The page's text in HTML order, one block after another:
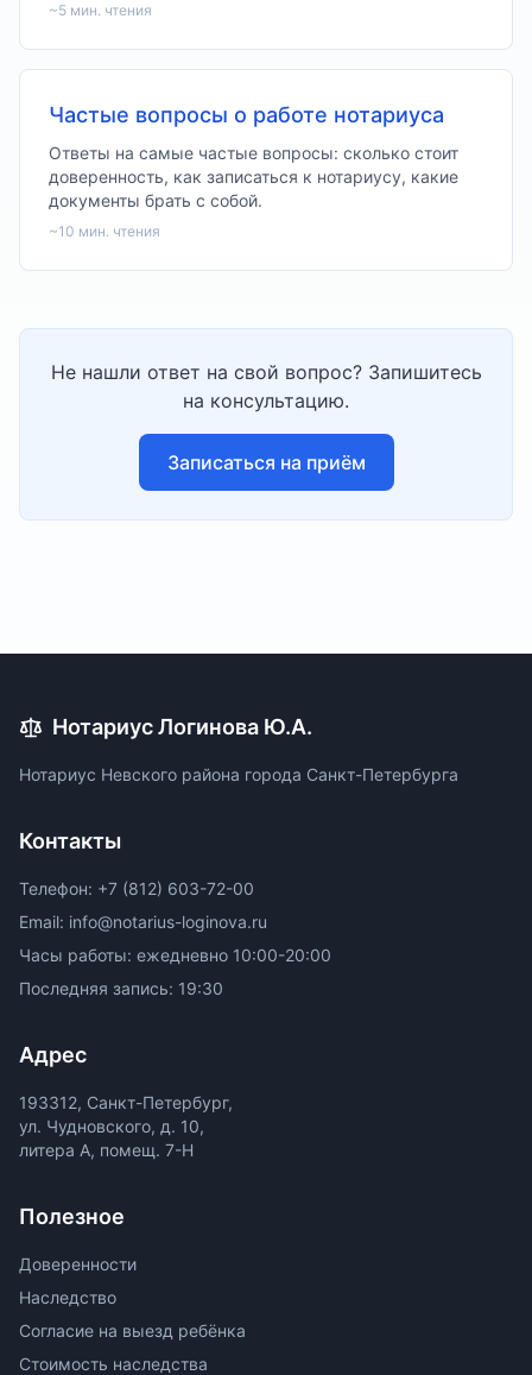
~5 мин. чтения
Частые вопросы о работе нотариуса
Ответы на самые частые вопросы: сколько стоит
доверенность, как записаться к нотариусу, какие
документы брать с собой.
~10 мин. чтения
Не нашли ответ на свой вопрос? Запишитесь
на консультацию.
Записаться на приём
Нотариус Логинова Ю.А.
Нотариус Невского района города Санкт-Петербурга
Контакты
Телефон: +7 (812) 603-72-00
Email: info@notarius-loginova.ru
Часы работы: ежедневно 10:00-20:00
Последняя запись: 19:30
Адрес
193312, Санкт-Петербург,
ул. Чудновского, д. 10,
литера А, помещ. 7-Н
Полезное
Доверенности
Наследство
Согласие на выезд ребёнка
Стоимость наследства